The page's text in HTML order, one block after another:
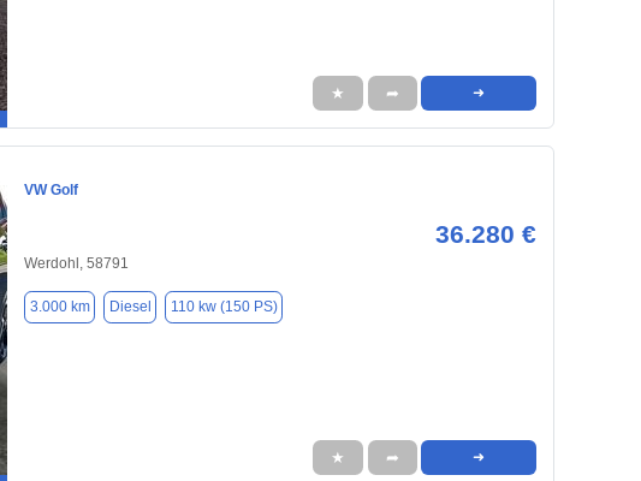
★ ➦ ➜
VW Golf
36.280 €
Werdohl, 58791
3.000 km Diesel 110 kw (150 PS)
★ ➦ ➜